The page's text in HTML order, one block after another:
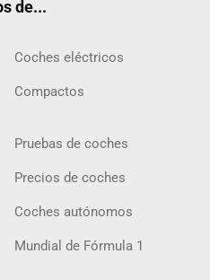
de...
Coches eléctricos
Compactos
Pruebas de coches
Precios de coches
Coches autónomos
Mundial de Fórmula 1